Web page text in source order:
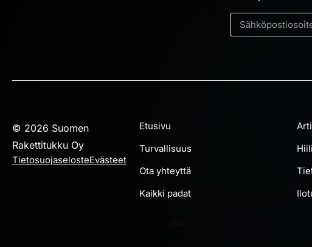
*
Sähköposti
© 2026 Suomen
Rakettitukku Oy
TietosuojaselosteEvästeet
Etusivu
Turvallisuus
Ota yhteyttä
Kaikki padat